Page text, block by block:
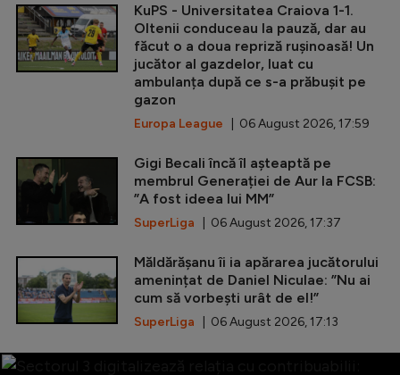
KuPS - Universitatea Craiova 1-1.
Oltenii conduceau la pauză, dar au
făcut o a doua repriză rușinoasă! Un
jucător al gazdelor, luat cu
ambulanța după ce s-a prăbușit pe
gazon
Europa League | 06 August 2026, 17:59
Gigi Becali încă îl așteaptă pe
membrul Generației de Aur la FCSB:
”A fost ideea lui MM”
SuperLiga | 06 August 2026, 17:37
Măldărășanu îi ia apărarea jucătorului
amenințat de Daniel Niculae: ”Nu ai
cum să vorbești urât de el!”
SuperLiga | 06 August 2026, 17:13